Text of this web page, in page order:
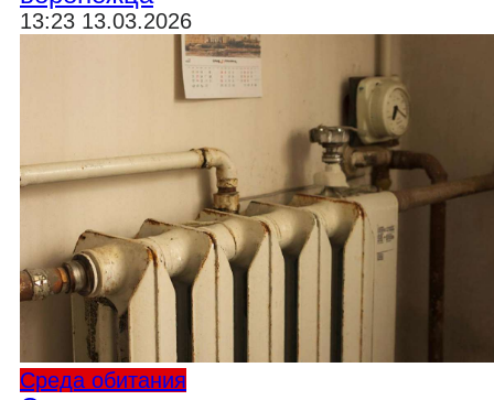
13:23 13.03.2026
Среда обитания